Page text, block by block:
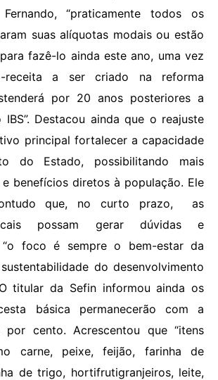
“praticamente todos os
suas alíquotas modais ou estão
fazê-lo ainda este ano, uma vez
receita a ser criado na reforma
por 20 anos posteriores a
Destacou ainda que o reajuste
principal fortalecer a capacidade
do Estado, possibilitando mais
benefícios diretos à população. Ele
que, no curto prazo, as
possam gerar dúvidas e
“o foco é sempre o bem-estar da
do desenvolvimento
titular da Sefin informou ainda os
básica permanecerão com a
cento. Acrescentou que “itens
carne, peixe, feijão, farinha de
de trigo, hortifrutigranjeiros, leite,